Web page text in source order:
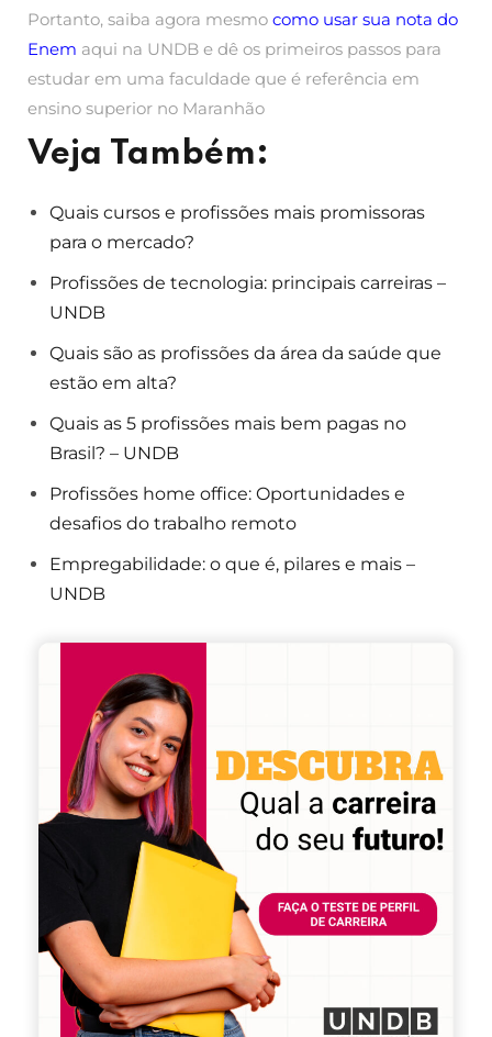
Portanto, saiba agora mesmo como usar sua nota do
Enem aqui na UNDB e dê os primeiros passos para
estudar em uma faculdade que é referência em
ensino superior no Maranhão
Veja Também:
Quais cursos e profissões mais promissoras
para o mercado?
Profissões de tecnologia: principais carreiras –
UNDB
Quais são as profissões da área da saúde que
estão em alta?
Quais as 5 profissões mais bem pagas no
Brasil? – UNDB
Profissões home office: Oportunidades e
desafios do trabalho remoto
Empregabilidade: o que é, pilares e mais –
UNDB